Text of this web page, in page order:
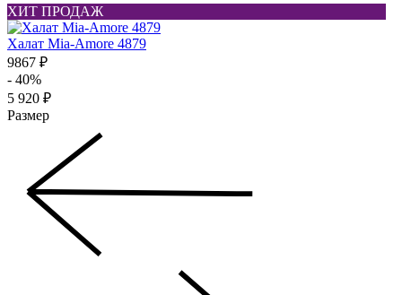
ХИТ ПРОДАЖ
Халат Mia-Amore 4879
9867 ₽
- 40%
5 920 ₽
Размер